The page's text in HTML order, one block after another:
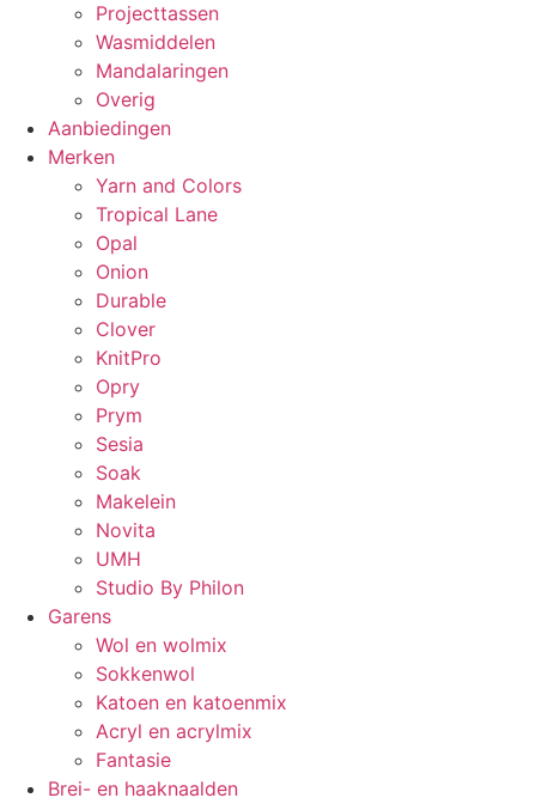
Projecttassen
Wasmiddelen
Mandalaringen
Overig
Aanbiedingen
Merken
Yarn and Colors
Tropical Lane
Opal
Onion
Durable
Clover
KnitPro
Opry
Prym
Sesia
Soak
Makelein
Novita
UMH
Studio By Philon
Garens
Wol en wolmix
Sokkenwol
Katoen en katoenmix
Acryl en acrylmix
Fantasie
Brei- en haaknaalden